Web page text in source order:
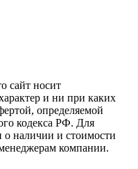
сайт носит
и ни при каких
определяемой
кодекса РФ. Для
наличии и стоимости
компании.